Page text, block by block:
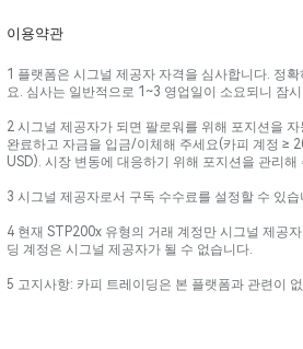
이용약관
1 플랫폼은 시그널 제공자 자격을 심사합니다. 정
요. 심사는 일반적으로 1~3 영업일이 소요되니 잠
2 시그널 제공자가 되면 팔로워를 위해 포지션을
완료하고 자금을 입금/이체해 주세요(카피 계정 ≥
USD). 시장 변동에 대응하기 위해 포지션을 관리해
3 시그널 제공자로서 구독 수수료를 설정할 수 있습
4 현재 STP200x 유형의 거래 계정만 시그널 제공
딩 계정은 시그널 제공자가 될 수 없습니다.
5 고지사항: 카피 트레이딩은 본 플랫폼과 관련이